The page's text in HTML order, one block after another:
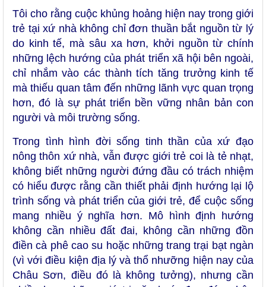
Tôi cho rằng cuộc khủng hoảng hiện nay trong giới
trẻ tại xứ nhà không chỉ đơn thuần bắt nguồn từ lý
do kinh tế, mà sâu xa hơn, khởi nguồn từ chính
những lệch hướng của phát triển xã hội bên ngoài,
chỉ nhắm vào các thành tích tăng trưởng kinh tế
mà thiếu quan tâm đến những lãnh vực quan trọng
hơn, đó là sự phát triển bền vững nhân bản con
người và môi trường sống.
Trong tình hình đời sống tinh thần của xứ đạo
nông thôn xứ nhà, vẫn được giới trẻ coi là tẻ nhạt,
không biết những người đứng đầu có trách nhiệm
có hiểu được rằng cần thiết phải định hướng lại lộ
trình sống và phát triển của giới trẻ, để cuộc sống
mang nhiều ý nghĩa hơn. Mô hình định hướng
không cần nhiều đất đai, không cần những đồn
điền cà phê cao su hoặc những trang trại bạt ngàn
(vì với điều kiện địa lý và thổ nhưỡng hiện nay của
Châu Sơn, điều đó là không tưởng), nhưng cần